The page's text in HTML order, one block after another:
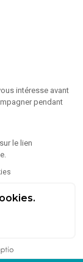
intéresse avant
pendant
le lien